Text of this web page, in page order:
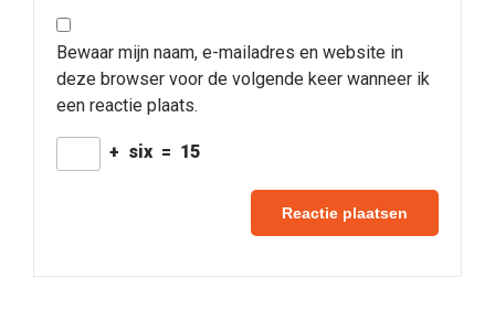
Bewaar mijn naam, e-mailadres en website in
deze browser voor de volgende keer wanneer ik
een reactie plaats.
+ six = 15